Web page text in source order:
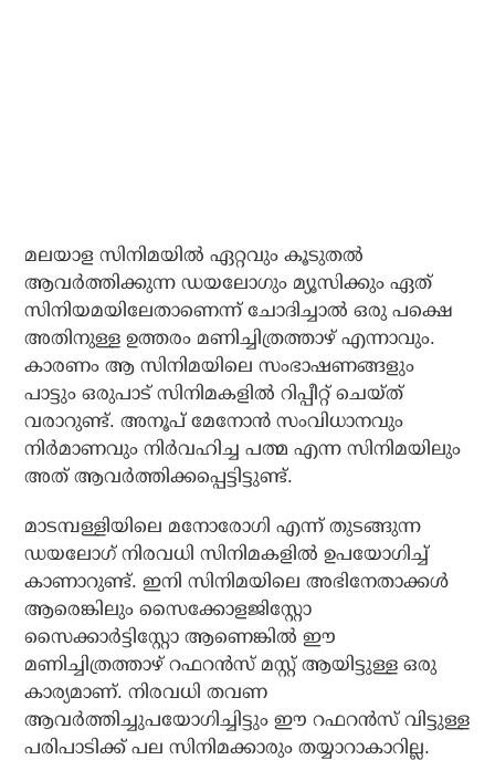
മലയാള സിനിമയിൽ ഏറ്റവും കൂടുതൽ
ആവർത്തിക്കുന്ന ഡയലോഗും മ്യൂസിക്കും ഏത്
സിനിയമയിലേതാണെന്ന് ചോദിച്ചാൽ ഒരു പക്ഷെ
അതിനുള്ള ഉത്തരം മണിച്ചിത്രത്താഴ് എന്നാവും.
കാരണം ആ സിനിമയിലെ സംഭാഷണങ്ങളും
പാട്ടും ഒരുപാട് സിനിമകളിൽ റിപ്പീറ്റ് ചെയ്ത്
വരാറുണ്ട്. അനൂപ് മേനോൻ സംവിധാനവും
നിർമാണവും നിർവഹിച്ച പത്മ എന്ന സിനിമയിലും
അത് ആവർത്തിക്കപ്പെട്ടിട്ടുണ്ട്.
മാടമ്പള്ളിയിലെ മനോരോഗി എന്ന് തുടങ്ങുന്ന
ഡയലോഗ് നിരവധി സിനിമകളിൽ ഉപയോഗിച്ച്
കാണാറുണ്ട്. ഇനി സിനിമയിലെ അഭിനേതാക്കൾ
ആരെങ്കിലും സൈക്കോളജിസ്റ്റോ
സൈക്കാർട്ടിസ്റ്റോ ആണെങ്കിൽ ഈ
മണിച്ചിത്രത്താഴ് റഫറൻസ് മസ്റ്റ് ആയിട്ടുള്ള ഒരു
കാര്യമാണ്. നിരവധി തവണ
ആവർത്തിച്ചുപയോഗിച്ചിട്ടും ഈ റഫറൻസ് വിട്ടുള്ള
പരിപാടിക്ക് പല സിനിമക്കാരും തയ്യാറാകാറില്ല.